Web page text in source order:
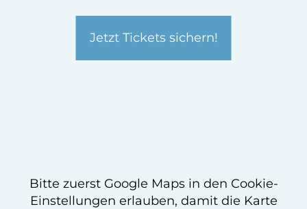
Jetzt Tickets sichern!
Bitte zuerst Google Maps in den Cookie-
Einstellungen erlauben, damit die Karte